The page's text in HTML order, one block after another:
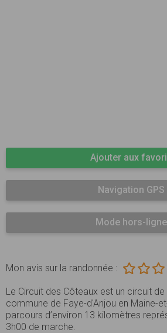
Ajouter aux
Navigation GPS
Mode hors-ligne
Mon avis sur la randonnée :
Le Circuit des Côteaux est un circuit
commune de Faye-d'Anjou en Maine-
parcours d’environ 13 kilomètres
3h00 de marche.